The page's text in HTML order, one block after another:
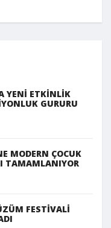
YENİ ETKİNLİK
GURURU
MODERN ÇOCUK
TAMAMLANIYOR
FESTİVALİ